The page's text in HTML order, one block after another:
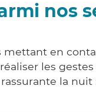
nos
en
les
rassurante la nuit